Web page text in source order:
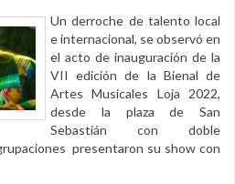
Un derroche de talento local
e internacional, se observó en
el acto de inauguración de la
VII edición de la Bienal de
Artes Musicales Loja 2022,
desde la plaza de San
Sebastián con doble
presentaron su show con